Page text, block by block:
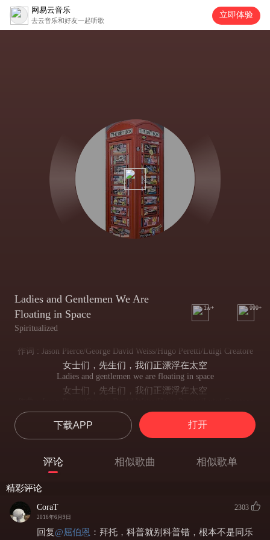
网易云音乐
去云音乐和好友一起听歌
立即体验
Ladies and Gentlemen We Are
Floating in Space
Spiritualized
1w+ 999+
作词 : Jason Pierce/George David Weiss/Hugo Peretti/Luigi Creatore
女士们，先生们，我们正漂浮在太空
Ladies and gentlemen we are floating in space
女士们，先生们，我们正漂浮在太空
女士们，先生们，我们正漂浮在太空
制作人 : Jason Pierce/John Coxon
女士们，先生们，我们正漂浮在太空
你零星的爱意予我，便足以带走这苦痛
A giant step each day
下载APP 打开
评论 相似歌曲 相似歌单
精彩评论
CoraT
2016年6月9日
2303
回复@屈伯恩 ： 拜托，科普就别科普错，根本不是同乐